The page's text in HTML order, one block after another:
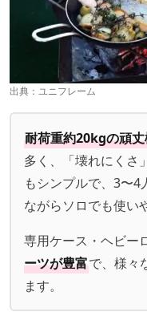
出典： ユニフレーム
耐荷重約20kgの頑
多く、「壊れにくさ
もシンプルで、3〜
ながらソロでも使い
専用ケース・ヘビー
ーツが豊富で、様々
ます。